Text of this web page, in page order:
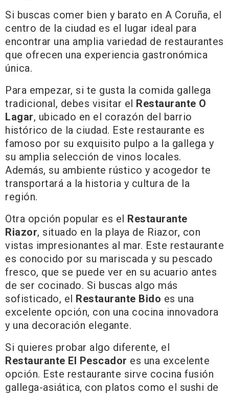
Si buscas comer bien y barato en A Coruña, el
centro de la ciudad es el lugar ideal para
encontrar una amplia variedad de restaurantes
que ofrecen una experiencia gastronómica
única.
Para empezar, si te gusta la comida gallega
tradicional, debes visitar el Restaurante O
Lagar, ubicado en el corazón del barrio
histórico de la ciudad. Este restaurante es
famoso por su exquisito pulpo a la gallega y
su amplia selección de vinos locales.
Además, su ambiente rústico y acogedor te
transportará a la historia y cultura de la
región.
Otra opción popular es el Restaurante
Riazor, situado en la playa de Riazor, con
vistas impresionantes al mar. Este restaurante
es conocido por su mariscada y su pescado
fresco, que se puede ver en su acuario antes
de ser cocinado. Si buscas algo más
sofisticado, el Restaurante Bido es una
excelente opción, con una cocina innovadora
y una decoración elegante.
Si quieres probar algo diferente, el
Restaurante El Pescador es una excelente
opción. Este restaurante sirve cocina fusión
gallega-asiática, con platos como el sushi de